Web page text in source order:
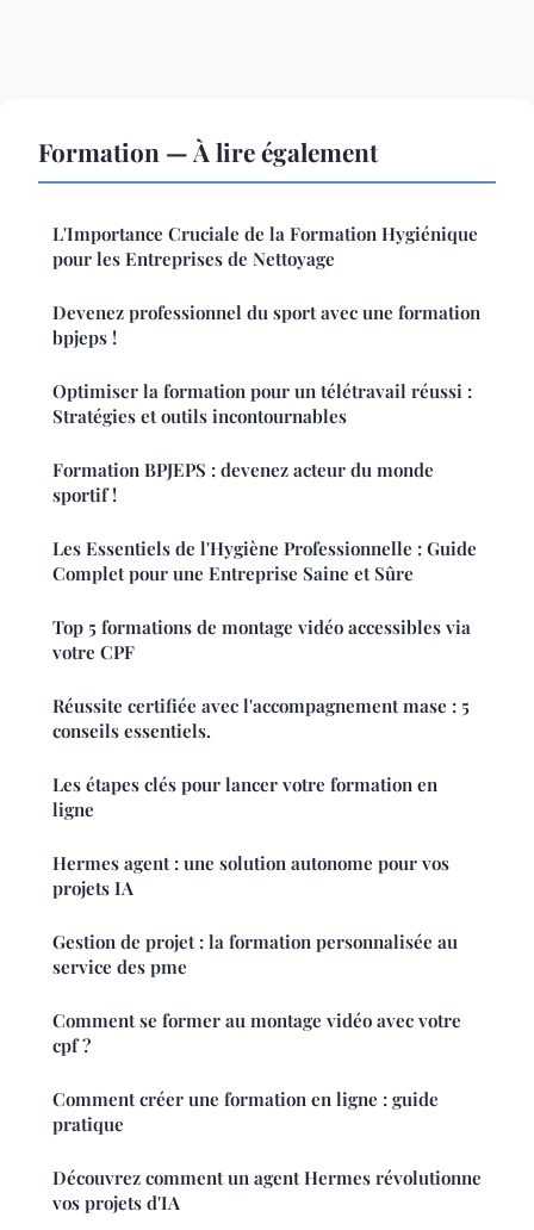
Formation — À lire également
L'Importance Cruciale de la Formation Hygiénique
pour les Entreprises de Nettoyage
Devenez professionnel du sport avec une formation
bpjeps !
Optimiser la formation pour un télétravail réussi :
Stratégies et outils incontournables
Formation BPJEPS : devenez acteur du monde
sportif !
Les Essentiels de l'Hygiène Professionnelle : Guide
Complet pour une Entreprise Saine et Sûre
Top 5 formations de montage vidéo accessibles via
votre CPF
Réussite certifiée avec l'accompagnement mase : 5
conseils essentiels.
Les étapes clés pour lancer votre formation en
ligne
Hermes agent : une solution autonome pour vos
projets IA
Gestion de projet : la formation personnalisée au
service des pme
Comment se former au montage vidéo avec votre
cpf ?
Comment créer une formation en ligne : guide
pratique
Découvrez comment un agent Hermes révolutionne
vos projets d'IA